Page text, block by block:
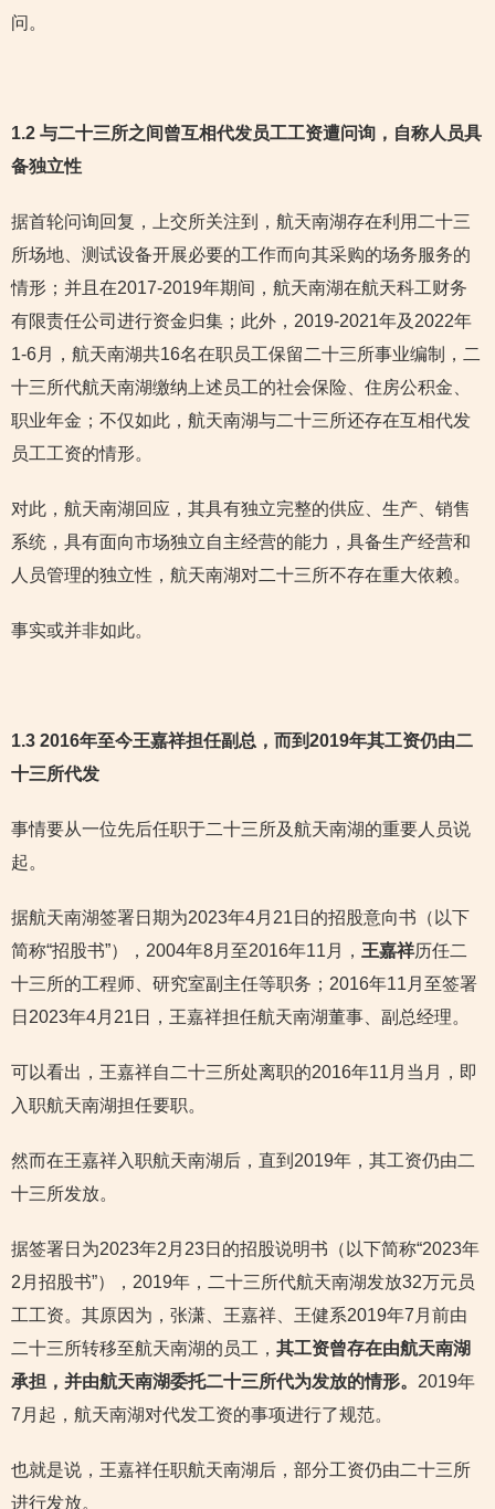
问。
1.2 与二十三所之间曾互相代发员工工资遭问询，自称人员具
备独立性
据首轮问询回复，上交所关注到，航天南湖存在利用二十三
所场地、测试设备开展必要的工作而向其采购的场务服务的
情形；并且在2017-2019年期间，航天南湖在航天科工财务
有限责任公司进行资金归集；此外，2019-2021年及2022年
1-6月，航天南湖共16名在职员工保留二十三所事业编制，二
十三所代航天南湖缴纳上述员工的社会保险、住房公积金、
职业年金；不仅如此，航天南湖与二十三所还存在互相代发
员工工资的情形。
对此，航天南湖回应，其具有独立完整的供应、生产、销售
系统，具有面向市场独立自主经营的能力，具备生产经营和
人员管理的独立性，航天南湖对二十三所不存在重大依赖。
事实或并非如此。
1.3 2016年至今王嘉祥担任副总，而到2019年其工资仍由二
十三所代发
事情要从一位先后任职于二十三所及航天南湖的重要人员说
起。
据航天南湖签署日期为2023年4月21日的招股意向书（以下
简称“招股书”），2004年8月至2016年11月， 王嘉祥历任二
十三所的工程师、研究室副主任等职务；2016年11月至签署
日2023年4月21日，王嘉祥担任航天南湖董事、副总经理。
可以看出，王嘉祥自二十三所处离职的2016年11月当月，即
入职航天南湖担任要职。
然而在王嘉祥入职航天南湖后，直到2019年，其工资仍由二
十三所发放。
据签署日为2023年2月23日的招股说明书（以下简称“2023年
2月招股书”），2019年，二十三所代航天南湖发放32万元员
工工资。其原因为，张潇、王嘉祥、王健系2019年7月前由
二十三所转移至航天南湖的员工， 其工资曾存在由航天南湖
承担，并由航天南湖委托二十三所代为发放的情形。 2019年
7月起，航天南湖对代发工资的事项进行了规范。
也就是说，王嘉祥任职航天南湖后，部分工资仍由二十三所
进行发放。